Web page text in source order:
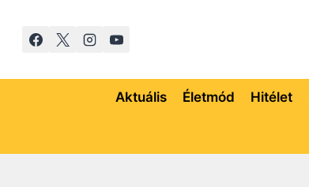
Aktuális Életmód Hitélet